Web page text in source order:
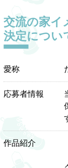
交流の家イ
決定につい
愛称
応募者情報
作品紹介